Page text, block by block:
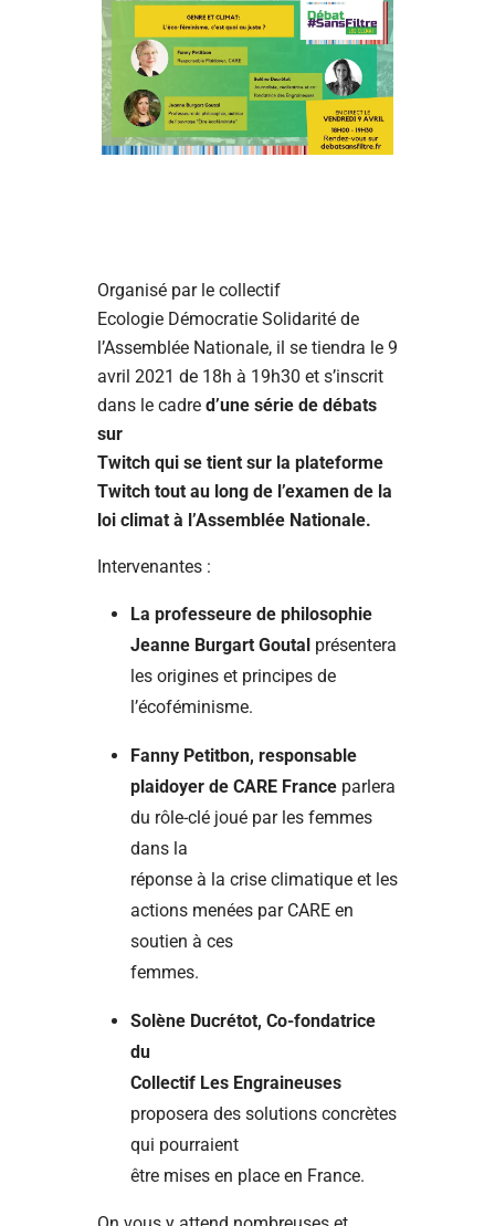
Organisé par le collectif
Ecologie Démocratie Solidarité de
l’Assemblée Nationale, il se tiendra le 9
avril 2021 de 18h à 19h30 et s’inscrit
dans le cadre d’une série de débats
sur
Twitch qui se tient sur la plateforme
Twitch tout au long de l’examen de la
loi climat à l’Assemblée Nationale.
Intervenantes :
La professeure de philosophie
Jeanne Burgart Goutal présentera
les origines et principes de
l’écoféminisme.
Fanny Petitbon, responsable
plaidoyer de CARE France parlera
du rôle-clé joué par les femmes
dans la
réponse à la crise climatique et les
actions menées par CARE en
soutien à ces
femmes.
Solène Ducrétot, Co-fondatrice
du
Collectif Les Engraineuses
proposera des solutions concrètes
qui pourraient
être mises en place en France.